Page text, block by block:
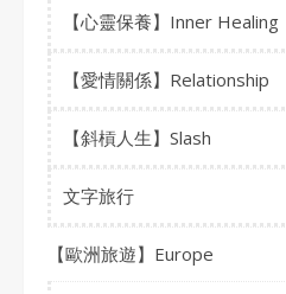
【心靈保養】Inner Healing
【愛情關係】Relationship
【斜槓人生】Slash
文字旅行
【歐洲旅遊】Europe